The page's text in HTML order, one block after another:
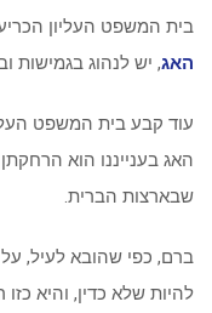
בית המשפט העליון
האג, יש לנהוג בגמישות
עוד קבע בית המשפט
האג בענייננו הוא
שבארצות הברית.
ברם, כפי שהובא לעיל,
להיות שלא כדין, והיא